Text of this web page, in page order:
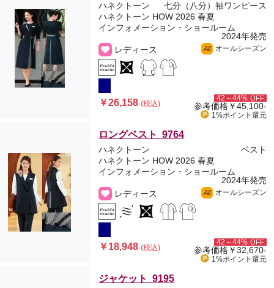
ハネクトーン
七分（八分）袖ワンピース
ハネクトーン HOW 2026 春夏
インフォメーション・ショールーム
2024年発売
レディース
All オールシーズン
￥26,158(税込)
42～44% OFF
参考価格￥45,100-
1%ポイント 還元
ロングベスト 9764
ハネクトーン
ベスト
ハネクトーン HOW 2026 春夏
インフォメーション・ショールーム
2024年発売
レディース
All オールシーズン
￥18,948(税込)
42～44% OFF
参考価格￥32,670-
1%ポイント 還元
ジャケット 9195